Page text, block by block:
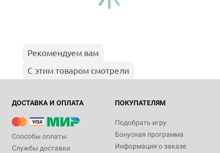
Рекомендуем вам
С этим товаром смотрели
ДОСТАВКА И ОПЛАТА
Способы оплаты
Службы доставки
ПОКУПАТЕЛЯМ
Подобрать игру
Бонусная программа
Информация о заказе